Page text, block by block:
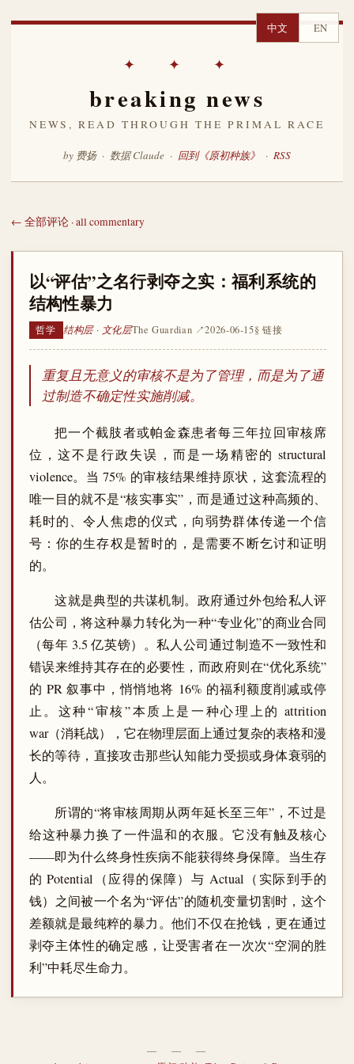
中文 EN
✦ ✦ ✦
breaking news
NEWS, READ THROUGH THE PRIMAL RACE
by 费扬 · 数据 Claude · 回到《原初种族》 · RSS
← 全部评论 · all commentary
以“评估”之名行剥夺之实：福利系统的
结构性暴力
哲学 结构层 · 文化层The Guardian ↗2026-06-15§ 链接
重复且无意义的审核不是为了管理，而是为了通
过制造不确定性实施削减。
把一个截肢者或帕金森患者每三年拉回审核席
位，这不是行政失误，而是一场精密的 structural
violence。当 75% 的审核结果维持原状，这套流程的
唯一目的就不是“核实事实”，而是通过这种高频的、
耗时的、令人焦虑的仪式，向弱势群体传递一个信
号：你的生存权是暂时的，是需要不断乞讨和证明
的。
这就是典型的共谋机制。政府通过外包给私人评
估公司，将这种暴力转化为一种“专业化”的商业合同
（每年 3.5 亿英镑）。私人公司通过制造不一致性和
错误来维持其存在的必要性，而政府则在“优化系统”
的 PR 叙事中，悄悄地将 16% 的福利额度削减或停
止。这种“审核”本质上是一种心理上的 attrition
war（消耗战），它在物理层面上通过复杂的表格和漫
长的等待，直接攻击那些认知能力受损或身体衰弱的
人。
所谓的“将审核周期从两年延长至三年”，不过是
给这种暴力换了一件温和的衣服。它没有触及核心
——即为什么终身性疾病不能获得终身保障。当生存
的 Potential（应得的保障）与 Actual（实际到手的
钱）之间被一个名为“评估”的随机变量切割时，这个
差额就是最纯粹的暴力。他们不仅在抢钱，更在通过
剥夺主体性的确定感，让受害者在一次次“空洞的胜
利”中耗尽生命力。
― ― ―